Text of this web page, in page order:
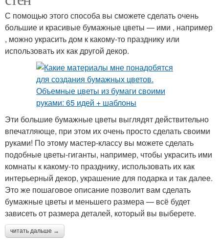
С помощью этого способа вы сможете сделать очень
большие и красивые бумажные цветы — ими , например
, можно украсить дом к какому-то празднику или
использовать их как другой декор.
Эти большие бумажные цветы выглядят действительно
впечатляюще, при этом их очень просто сделать своими
руками! По этому мастер-классу вы можете сделать
подобные цветы-гиганты, например, чтобы украсить ими
комнаты к какому-то празднику, использовать их как
интерьерный декор, украшение для подарка и так далее.
Это же пошаговое описание позволит вам сделать
бумажные цветы и меньшего размера — всё будет
зависеть от размера деталей, который вы выберете.
читать дальше →